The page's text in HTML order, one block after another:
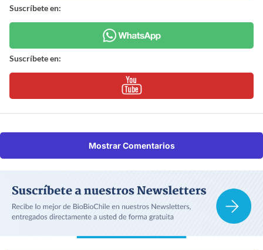
Suscríbete en:
Suscríbete en:
Mostrar Comentarios